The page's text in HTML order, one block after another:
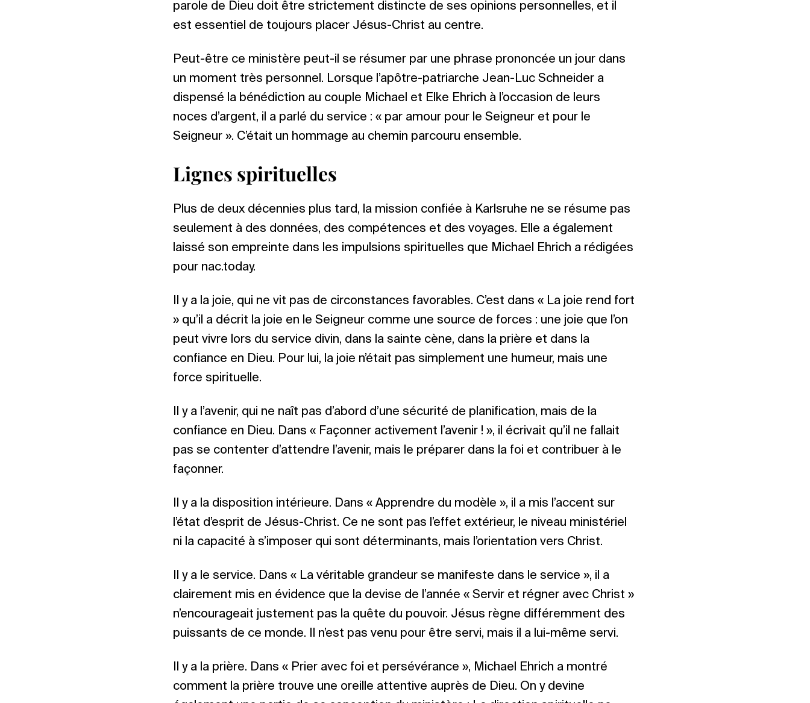
parole de Dieu doit être strictement distincte de ses opinions personnelles, et il
est essentiel de toujours placer Jésus-Christ au centre.
Peut-être ce ministère peut-il se résumer par une phrase prononcée un jour dans
un moment très personnel. Lorsque l’apôtre-patriarche Jean-Luc Schneider a
dispensé la bénédiction au couple Michael et Elke Ehrich à l’occasion de leurs
noces d’argent, il a parlé du service : « par amour pour le Seigneur et pour le
Seigneur ». C’était un hommage au chemin parcouru ensemble.
Lignes spirituelles
Plus de deux décennies plus tard, la mission confiée à Karlsruhe ne se résume pas
seulement à des données, des compétences et des voyages. Elle a également
laissé son empreinte dans les impulsions spirituelles que Michael Ehrich a rédigées
pour nac.today.
Il y a la joie, qui ne vit pas de circonstances favorables. C’est dans « La joie rend fort
» qu’il a décrit la joie en le Seigneur comme une source de forces : une joie que l’on
peut vivre lors du service divin, dans la sainte cène, dans la prière et dans la
confiance en Dieu. Pour lui, la joie n’était pas simplement une humeur, mais une
force spirituelle.
Il y a l’avenir, qui ne naît pas d’abord d’une sécurité de planification, mais de la
confiance en Dieu. Dans « Façonner activement l’avenir ! », il écrivait qu’il ne fallait
pas se contenter d’attendre l’avenir, mais le préparer dans la foi et contribuer à le
façonner.
Il y a la disposition intérieure. Dans « Apprendre du modèle », il a mis l’accent sur
l’état d’esprit de Jésus-Christ. Ce ne sont pas l’effet extérieur, le niveau ministériel
ni la capacité à s’imposer qui sont déterminants, mais l’orientation vers Christ.
Il y a le service. Dans « La véritable grandeur se manifeste dans le service », il a
clairement mis en évidence que la devise de l’année « Servir et régner avec Christ »
n’encourageait justement pas la quête du pouvoir. Jésus règne différemment des
puissants de ce monde. Il n’est pas venu pour être servi, mais il a lui-même servi.
Il y a la prière. Dans « Prier avec foi et persévérance », Michael Ehrich a montré
comment la prière trouve une oreille attentive auprès de Dieu. On y devine